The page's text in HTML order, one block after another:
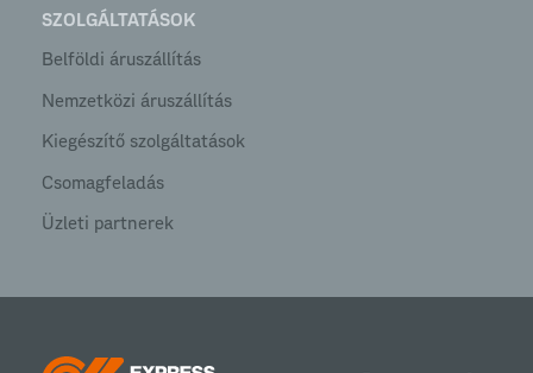
SZOLGÁLTATÁSOK
Belföldi áruszállítás
Nemzetközi áruszállítás
Kiegészítő szolgáltatások
Csomagfeladás
Üzleti partnerek